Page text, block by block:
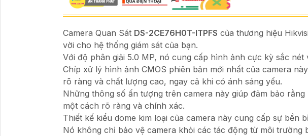
Camera Quan Sát DS-2CE76H0T-ITPFS của thương hiệu
vời cho hệ thống giám sát của bạn.
Với độ phân giải 5.0 MP, nó cung cấp hình ảnh cực kỳ sắc nét
Chíp xử lý hình ảnh CMOS phiên bản mới nhất của camera
rõ ràng và chất lượng cao, ngay cả khi có ánh sáng yếu.
Những thông số ấn tượng trên camera này giúp đảm bảo
một cách rõ ràng và chính xác.
Thiết kế kiểu dome kim loại của camera này cung cấp sự bền
Nó không chỉ bảo vệ camera khỏi các tác động từ môi trường